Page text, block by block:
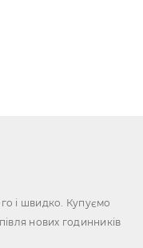
і швидко. Купуємо
нових годинників